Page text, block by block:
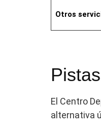
Otros
El Centro
alternativa